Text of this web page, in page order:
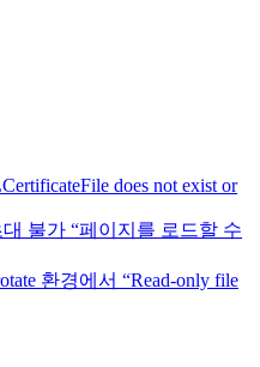
does not exist or
불가 “페이지를 로드할 수
환경에서 “Read-only file